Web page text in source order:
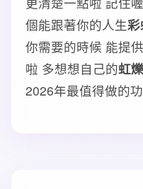
個能跟著你的人生
你需要的時候 能提
啦 多想想自己的虹
2026年最值得做的